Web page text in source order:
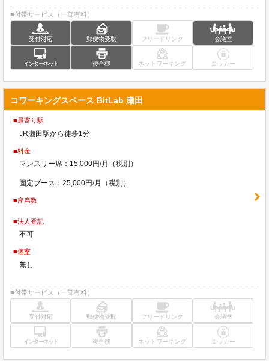
■付帯サービス（一部有料）
受付対応 郵便物受取 フリードリンク 会議室
インターネット 複合機 ネットワーキング ロッカー
コワーキングスペース BitLab 瀬田
■最寄り駅
JR瀬田駅から徒歩1分
■料金
マンスリー席：15,000円/月（税別）
固定ブース：25,000円/月（税別）
■座席数
■法人登記
不可
■個室
無し
■付帯サービス（一部有料）
受付対応 郵便物受取 フリードリンク 会議室
インターネット 複合機 ネットワーキング ロッカー